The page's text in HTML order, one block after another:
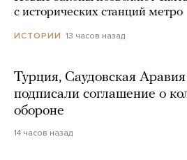
с исторических станций метро
ИСТОРИИ 13 часов назад
Турция, Саудовская
подписали соглашение о
обороне
14 часов назад